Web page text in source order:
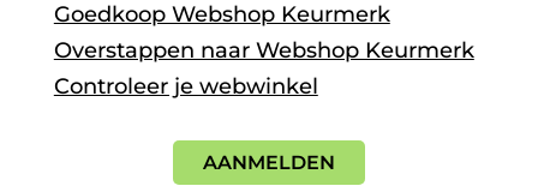
Goedkoop Webshop Keurmerk
Overstappen naar Webshop Keurmerk
Controleer je webwinkel
AANMELDEN